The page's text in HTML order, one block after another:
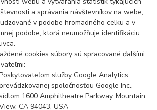
webu a vytvárania štatistík týkajúcich
a správania návštevníkov na webe,
v podobe hromadného celku a v
podobe, ktorá neumožňuje identifikáciu
cookies súbory sú spracované ďalšími
Poskytovateľom služby Google Analytics,
prevádzkovanej spoločnosťou Google Inc.,
sídlom 1600 Amphitheatre Parkway, Mountain
View, CA 94043, USA